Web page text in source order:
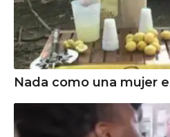
Nada como una mujer